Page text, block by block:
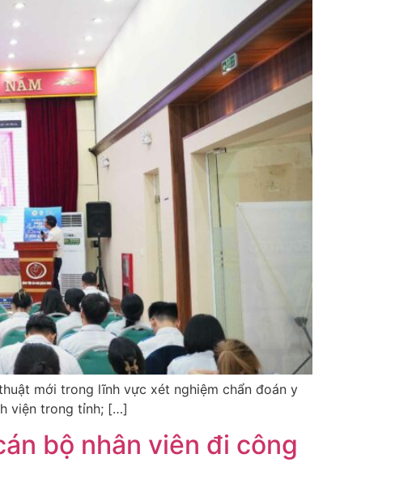
mới trong lĩnh vực xét nghiệm chẩn đoán y
viện trong tỉnh; […]
bộ nhân viên đi công